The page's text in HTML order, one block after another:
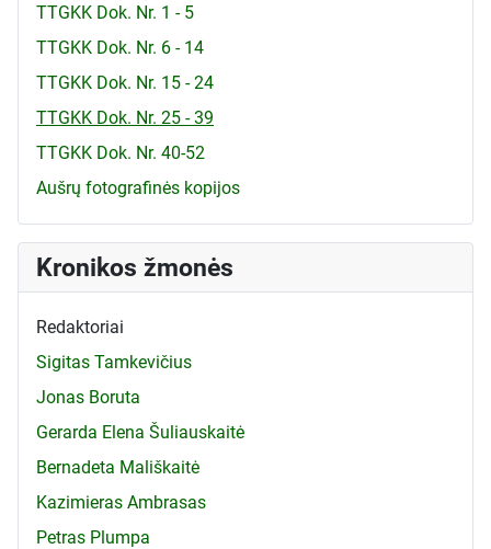
TTGKK Dok. Nr. 1 - 5
TTGKK Dok. Nr. 6 - 14
TTGKK Dok. Nr. 15 - 24
TTGKK Dok. Nr. 25 - 39
TTGKK Dok. Nr. 40-52
Aušrų fotografinės kopijos
Kronikos žmonės
Redaktoriai
Sigitas Tamkevičius
Jonas Boruta
Gerarda Elena Šuliauskaitė
Bernadeta Mališkaitė
Kazimieras Ambrasas
Petras Plumpa